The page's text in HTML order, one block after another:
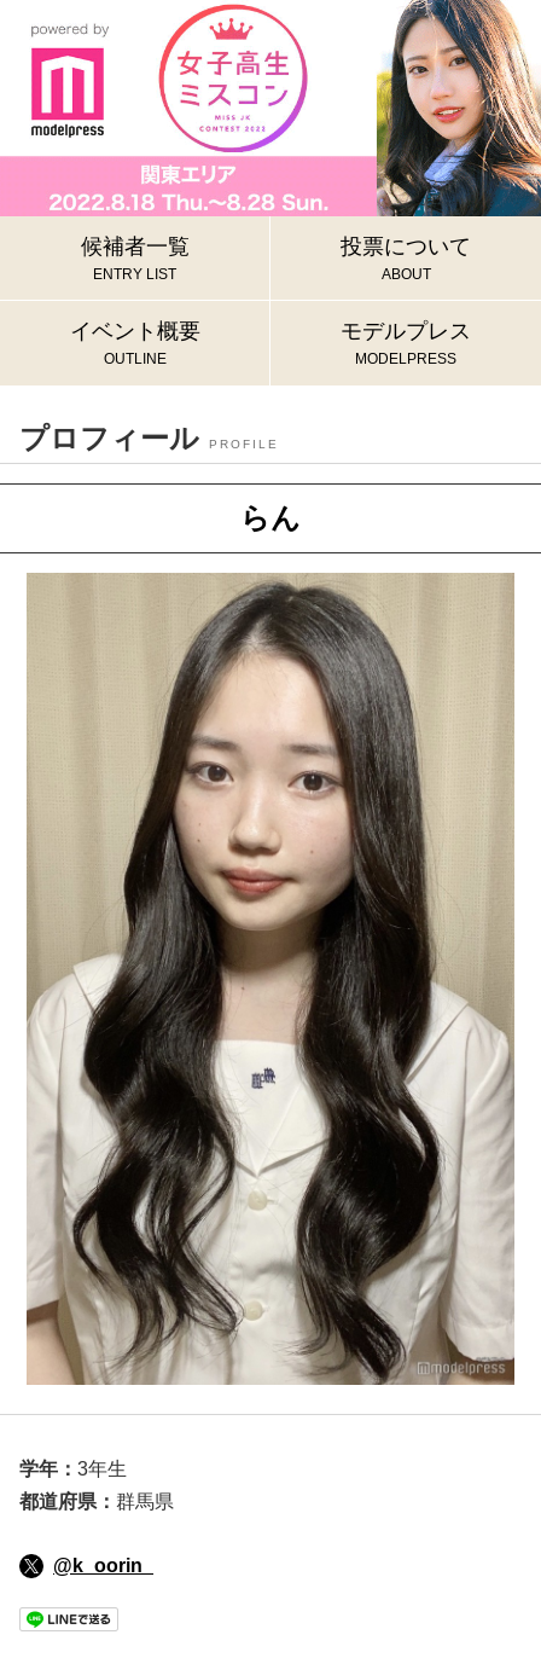
候補者一覧
ENTRY LIST
投票について
ABOUT
イベント概要
OUTLINE
モデルプレス
MODELPRESS
プロフィール PROFILE
らん
学年： 3年生
都道府県： 群馬県
@k_oorin_